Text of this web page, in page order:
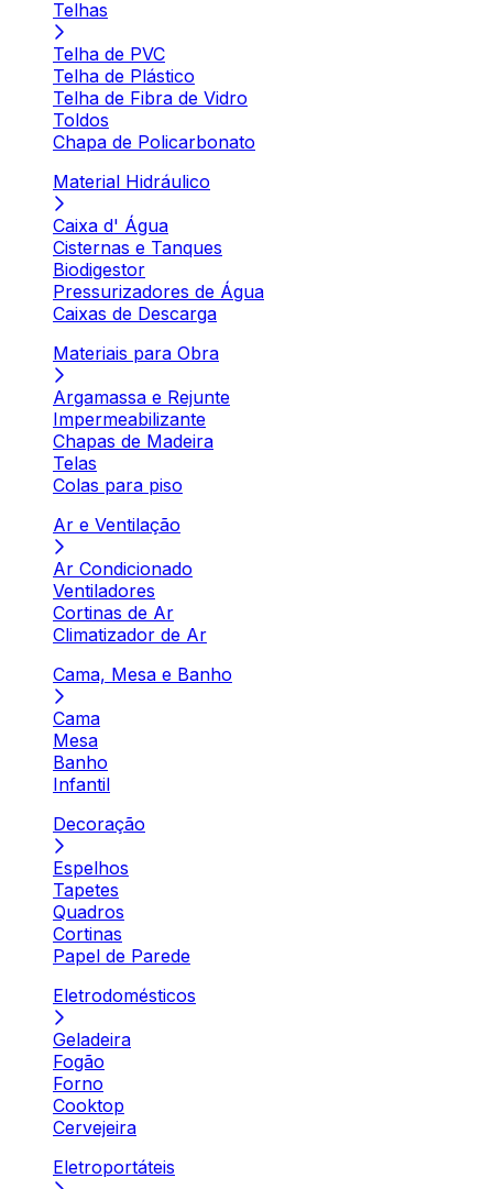
Telhas
Telha de PVC
Telha de Plástico
Telha de Fibra de Vidro
Toldos
Chapa de Policarbonato
Material Hidráulico
Caixa d' Água
Cisternas e Tanques
Biodigestor
Pressurizadores de Água
Caixas de Descarga
Materiais para Obra
Argamassa e Rejunte
Impermeabilizante
Chapas de Madeira
Telas
Colas para piso
Ar e Ventilação
Ar Condicionado
Ventiladores
Cortinas de Ar
Climatizador de Ar
Cama, Mesa e Banho
Cama
Mesa
Banho
Infantil
Decoração
Espelhos
Tapetes
Quadros
Cortinas
Papel de Parede
Eletrodomésticos
Geladeira
Fogão
Forno
Cooktop
Cervejeira
Eletroportáteis